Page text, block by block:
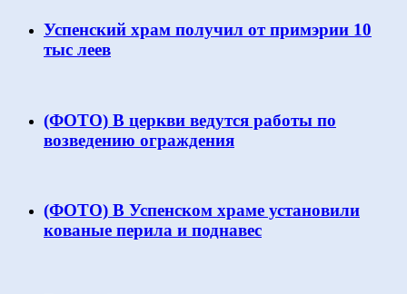
Успенский храм получил от примэрии 10
тыс леев
(ФОТО) В церкви ведутся работы по
возведению ограждения
(ФОТО) В Успенском храме установили
кованые перила и поднавес